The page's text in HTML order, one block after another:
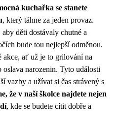
kuchařka se stanete
, který táhne za jeden provaz.
aby děti dostávaly chutné a
bude tou nejlepší odměnou.
akce, ať už je to grilování na
narozenin. Tyto události
vazby a užívat si čas strávený s
že v naší školce najdete nejen
, kde se budete cítit dobře a